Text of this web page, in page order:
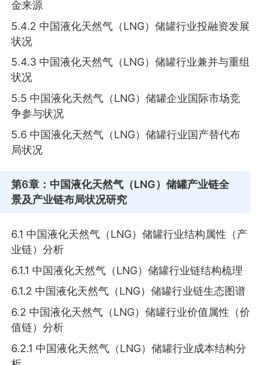
金来源
5.4.2 中国液化天然气（LNG）储罐行业投融资发展
状况
5.4.3 中国液化天然气（LNG）储罐行业兼并与重组
状况
5.5 中国液化天然气（LNG）储罐企业国际市场竞
争参与状况
5.6 中国液化天然气（LNG）储罐行业国产替代布
局状况
第6章 ：中国液化天然气（LNG）储罐产业链全
景及产业链布局状况研究
6.1 中国液化天然气（LNG）储罐行业结构属性（产
业链）分析
6.1.1 中国液化天然气（LNG）储罐行业链结构梳理
6.1.2 中国液化天然气（LNG）储罐行业链生态图谱
6.2 中国液化天然气（LNG）储罐行业价值属性（价
值链）分析
6.2.1 中国液化天然气（LNG）储罐行业成本结构分